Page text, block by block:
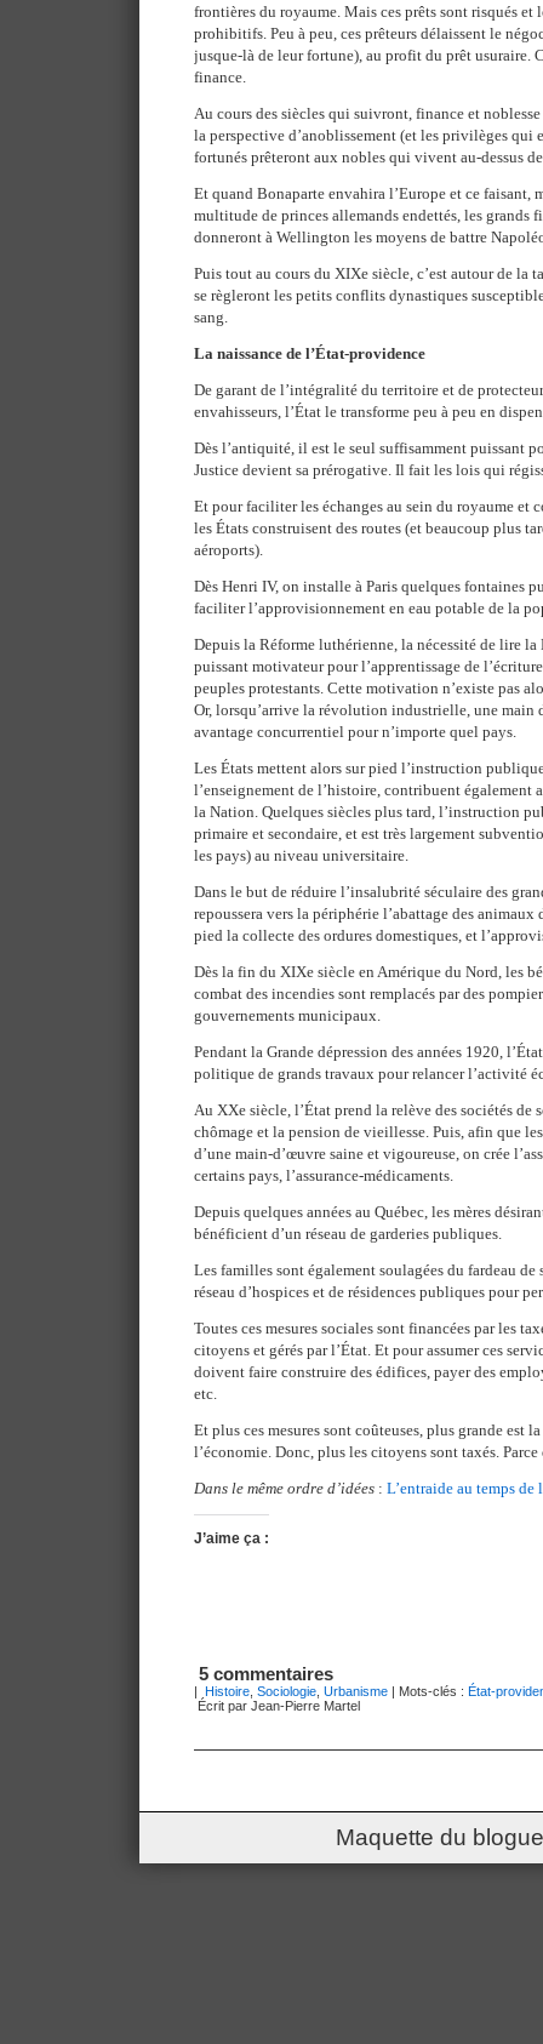
frontières du royaume. Mais ces prêts sont risqués et
prohibitifs. Peu à peu, ces prêteurs délaissent le
jusque-là de leur fortune), au profit du prêt usuraire.
finance.
Au cours des siècles qui suivront, finance et
la perspective d’anoblissement (et les privilèges qui
fortunés prêteront aux nobles qui vivent au-dessus
Et quand Bonaparte envahira l’Europe et ce faisant,
multitude de princes allemands endettés, les grands
donneront à Wellington les moyens de battre
Puis tout au cours du XIXe siècle, c’est autour de la
se règleront les petits conflits dynastiques
sang.
La naissance de l’État-providence
De garant de l’intégralité du territoire et de
envahisseurs, l’État le transforme peu à peu en
Dès l’antiquité, il est le seul suffisamment puissant
Justice devient sa prérogative. Il fait les lois qui
Et pour faciliter les échanges au sein du royaume et
les États construisent des routes (et beaucoup plus
aéroports).
Dès Henri IV, on installe à Paris quelques fontaines
faciliter l’approvisionnement en eau potable de la
Depuis la Réforme luthérienne, la nécessité de lire
puissant motivateur pour l’apprentissage de
peuples protestants. Cette motivation n’existe pas
Or, lorsqu’arrive la révolution industrielle, une main
avantage concurrentiel pour n’importe quel pays.
Les États mettent alors sur pied l’instruction
l’enseignement de l’histoire, contribuent également
la Nation. Quelques siècles plus tard, l’instruction
primaire et secondaire, et est très largement
les pays) au niveau universitaire.
Dans le but de réduire l’insalubrité séculaire des
repoussera vers la périphérie l’abattage des animaux
pied la collecte des ordures domestiques, et
Dès la fin du XIXe siècle en Amérique du Nord, les
combat des incendies sont remplacés par des
gouvernements municipaux.
Pendant la Grande dépression des années 1920,
politique de grands travaux pour relancer l’activité
Au XXe siècle, l’État prend la relève des sociétés de
chômage et la pension de vieillesse. Puis, afin que
d’une main-d’œuvre saine et vigoureuse, on crée
certains pays, l’assurance-médicaments.
Depuis quelques années au Québec, les mères
bénéficient d’un réseau de garderies publiques.
Les familles sont également soulagées du fardeau
réseau d’hospices et de résidences publiques pour
Toutes ces mesures sociales sont financées par les
citoyens et gérés par l’État. Et pour assumer ces
doivent faire construire des édifices, payer des
etc.
Et plus ces mesures sont coûteuses, plus grande est
l’économie. Donc, plus les citoyens sont taxés.
Dans le même ordre d’idées : L’entraide au temps de
J’aime ça :
5 commentaires
| Histoire Sociologie Urbanisme | Mots-clés : État-
Écrit par Jean-Pierre Martel
Maquette du